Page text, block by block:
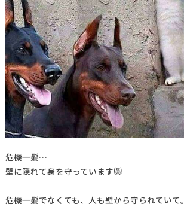
危機一髪…
壁に隠れて身を守っています😾
危機一髪でなくても、人も壁から守られていて。